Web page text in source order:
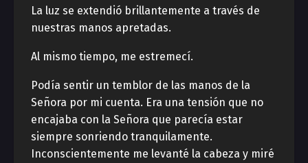
La luz se extendió brillantemente a través de
nuestras manos apretadas.
Al mismo tiempo, me estremecí.
Podía sentir un temblor de las manos de la
Señora por mi cuenta. Era una tensión que no
encajaba con la Señora que parecía estar
siempre sonriendo tranquilamente.
Inconscientemente me levanté la cabeza y miré